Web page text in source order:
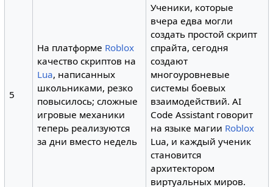
5
На платформе Roblox
качество скриптов на
Lua, написанных
школьниками, резко
повысилось; сложные
игровые механики
теперь реализуются
за дни вместо недель
Ученики, которые
вчера едва могли
создать простой скрипт
спрайта, сегодня
создают
многоуровневые
системы боевых
взаимодействий. AI
Code Assistant говорит
на языке магии Roblox
Lua, и каждый ученик
становится
архитектором
виртуальных миров.